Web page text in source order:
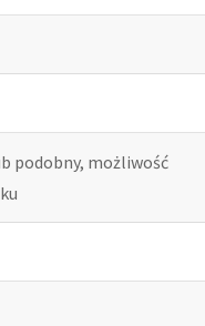
podobny, możliwość